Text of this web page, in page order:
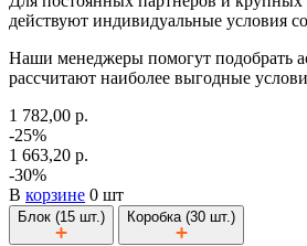
действуют индивидуальные условия
Наши менеджеры помогут подобрать
рассчитают наиболее выгодные
1 782,00 р.
-25%
1 663,20 р.
-30%
В корзине 0 шт
Блок (15 шт.) Коробка (30 шт.)